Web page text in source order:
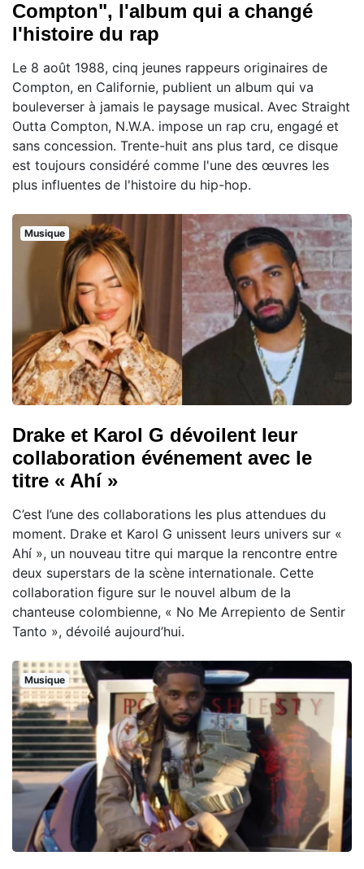
Compton", l'album qui a changé
l'histoire du rap
Le 8 août 1988, cinq jeunes rappeurs originaires de
Compton, en Californie, publient un album qui va
bouleverser à jamais le paysage musical. Avec Straight
Outta Compton, N.W.A. impose un rap cru, engagé et
sans concession. Trente-huit ans plus tard, ce disque
est toujours considéré comme l'une des œuvres les
plus influentes de l'histoire du hip-hop.
Musique
Drake et Karol G dévoilent leur
collaboration événement avec le
titre « Ahí »
C’est l’une des collaborations les plus attendues du
moment. Drake et Karol G unissent leurs univers sur «
Ahí », un nouveau titre qui marque la rencontre entre
deux superstars de la scène internationale. Cette
collaboration figure sur le nouvel album de la
chanteuse colombienne, « No Me Arrepiento de Sentir
Tanto », dévoilé aujourd’hui.
Musique